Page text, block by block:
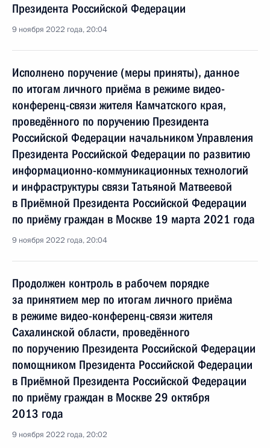
Президента Российской Федерации
9 ноября 2022 года, 20:04
Исполнено поручение (меры приняты), данное
по итогам личного приёма в режиме видео-
конференц-связи жителя Камчатского края,
проведённого по поручению Президента
Российской Федерации начальником Управления
Президента Российской Федерации по развитию
информационно-коммуникационных технологий
и инфраструктуры связи Татьяной Матвеевой
в Приёмной Президента Российской Федерации
по приёму граждан в Москве 19 марта 2021 года
9 ноября 2022 года, 20:04
Продолжен контроль в рабочем порядке
за принятием мер по итогам личного приёма
в режиме видео-конференц-связи жителя
Сахалинской области, проведённого
по поручению Президента Российской Федерации
помощником Президента Российской Федерации
в Приёмной Президента Российской Федерации
по приёму граждан в Москве 29 октября
2013 года
9 ноября 2022 года, 20:02